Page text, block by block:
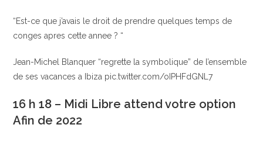
“Est-ce que j’avais le droit de prendre quelques temps de
conges apres cette annee ? “
Jean-Michel Blanquer “regrette la symbolique” de l’ensemble
de ses vacances a Ibiza pic.twitter.com/oIPHFdGNL7
16 h 18 – Midi Libre attend votre option
Afin de 2022